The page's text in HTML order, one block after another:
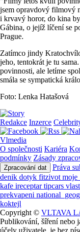
jsem opravdový filmový
i krvavý horor, do kina
Gábina, o jejíž líčení se
Prague.
Zatímco jindy
jeho, tentokrát je tu
povinnosti, ale letíme
smála se sympatická
Foto: Lenka Hatašová
Redakce Inzerce
Vlmedia
O společnosti Kariéra
podmínky Zásady
Zpracování dat
Práva
denik dotyk fitzivot
kafe ireceptartipcars
prekvapeni
koktejl
Copyright © VLTAVA
Publikování, šíření nebo